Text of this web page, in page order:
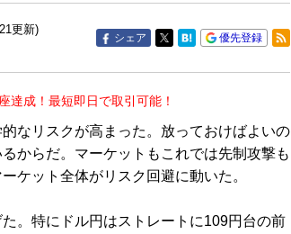
更新)
シェア 優先登録
達成！最短即日で取引可能！
なリスクが高まった。放っておけばよいの
からだ。マーケットもこれでは先制攻撃も
ケット全体がリスク回避に動いた。
。特にドル円はストレートに109円台の前